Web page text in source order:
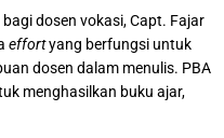
dosen vokasi, Capt. Fajar
effortyang berfungsi untuk
dosen dalam menulis. PBA
menghasilkan buku ajar,